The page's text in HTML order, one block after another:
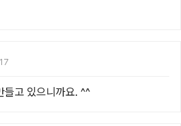
고 있으니까요. ^^